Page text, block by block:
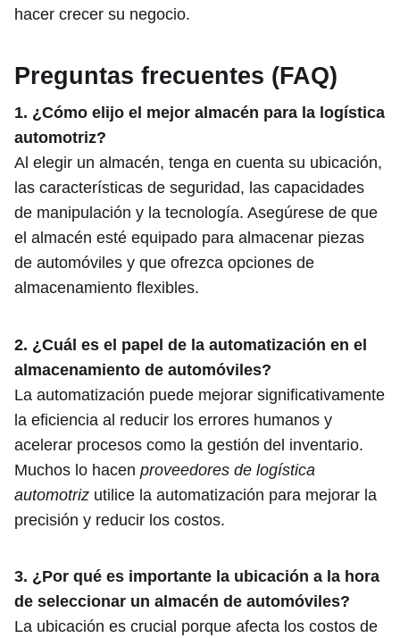
hacer crecer su negocio.
Preguntas frecuentes (FAQ)
1. ¿Cómo elijo el mejor almacén para la logística
automotriz?
Al elegir un almacén, tenga en cuenta su ubicación,
las características de seguridad, las capacidades
de manipulación y la tecnología. Asegúrese de que
el almacén esté equipado para almacenar piezas
de automóviles y que ofrezca opciones de
almacenamiento flexibles.
2. ¿Cuál es el papel de la automatización en el
almacenamiento de automóviles?
La automatización puede mejorar significativamente
la eficiencia al reducir los errores humanos y
acelerar procesos como la gestión del inventario.
Muchos lo hacen proveedores de logística
automotriz utilice la automatización para mejorar la
precisión y reducir los costos.
3. ¿Por qué es importante la ubicación a la hora
de seleccionar un almacén de automóviles?
La ubicación es crucial porque afecta los costos de